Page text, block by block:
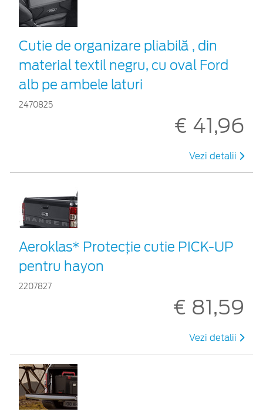
Cutie de organizare pliabilă , din
material textil negru, cu oval Ford
alb pe ambele laturi
2470825
€ 41,96
Vezi detalii
Aeroklas* Protecţie cutie PICK-UP
pentru hayon
2207827
€ 81,59
Vezi detalii